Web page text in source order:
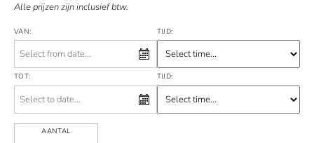
Alle prijzen zijn inclusief btw.
VAN: TIJD:
TOT: TIJD:
AANTAL